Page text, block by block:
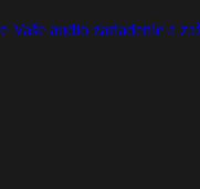
Vaše audio zariadenie a